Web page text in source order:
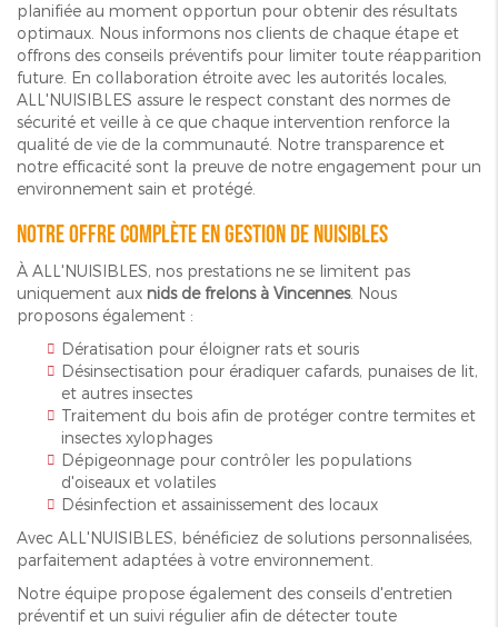
planifiée au moment opportun pour obtenir des résultats
optimaux. Nous informons nos clients de chaque étape et
offrons des conseils préventifs pour limiter toute réapparition
future. En collaboration étroite avec les autorités locales,
ALL'NUISIBLES assure le respect constant des normes de
sécurité et veille à ce que chaque intervention renforce la
qualité de vie de la communauté. Notre transparence et
notre efficacité sont la preuve de notre engagement pour un
environnement sain et protégé.
Notre offre complète en gestion de nuisibles
À ALL'NUISIBLES, nos prestations ne se limitent pas
uniquement aux nids de frelons à Vincennes. Nous
proposons également :
Dératisation pour éloigner rats et souris
Désinsectisation pour éradiquer cafards, punaises de lit,
et autres insectes
Traitement du bois afin de protéger contre termites et
insectes xylophages
Dépigeonnage pour contrôler les populations
d'oiseaux et volatiles
Désinfection et assainissement des locaux
Avec ALL'NUISIBLES, bénéficiez de solutions personnalisées,
parfaitement adaptées à votre environnement.
Notre équipe propose également des conseils d'entretien
préventif et un suivi régulier afin de détecter toute